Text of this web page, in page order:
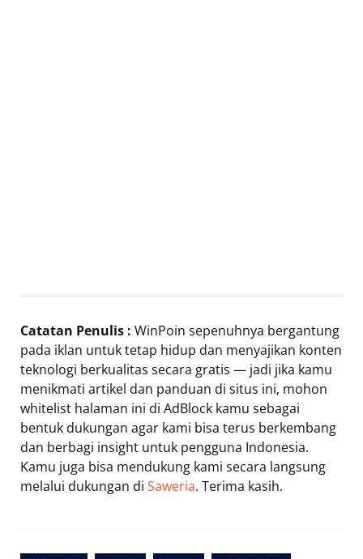
Catatan Penulis : WinPoin sepenuhnya bergantung
pada iklan untuk tetap hidup dan menyajikan konten
teknologi berkualitas secara gratis — jadi jika kamu
menikmati artikel dan panduan di situs ini, mohon
whitelist halaman ini di AdBlock kamu sebagai
bentuk dukungan agar kami bisa terus berkembang
dan berbagi insight untuk pengguna Indonesia.
Kamu juga bisa mendukung kami secara langsung
melalui dukungan di Saweria. Terima kasih.